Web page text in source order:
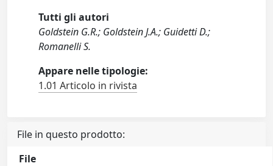
Tutti gli autori
Goldstein G.R.; Goldstein J.A.; Guidetti D.;
Romanelli S.
Appare nelle tipologie:
1.01 Articolo in rivista
File in questo prodotto:
File